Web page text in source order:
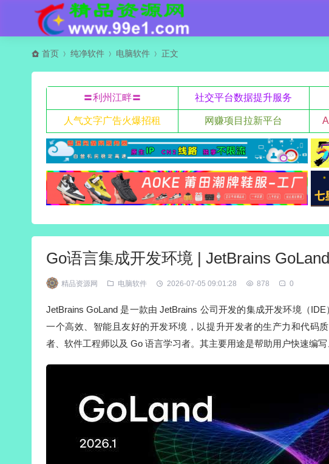
首页 纯净软件 电脑软件 正文
〓利州江畔〓 社交平台数据提升服务
人气文字广告火爆招租 网赚项目拉新平台
Go语言集成开发环境 | JetBrains
精品资源网 电脑软件 2026-07-05 09:01:28 878 0
JetBrains GoLand 是一款由 JetBrains 公司开发的集成开发环境（IDE
一个高效、智能且友好的开发环境，以提升开发者的生产力和代码质
者、软件工程师以及 Go 语言学习者。其主要用途是帮助用户快速编